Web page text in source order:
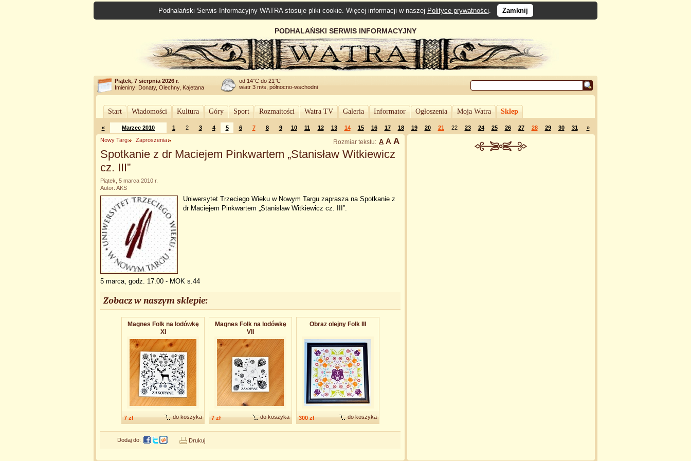
Podhalański Serwis Informacyjny WATRA stosuje pliki cookie. Więcej informacji w naszej Polityce prywatności. Zamknij
PODHALAŃSKI SERWIS INFORMACYJNY
Piątek, 7 sierpnia 2026 r.
Imieniny: Donaty, Olechny, Kajetana
od 14°C do 21°C
wiatr 3 m/s, północno-wschodni
Start Wiadomości Kultura Góry Sport Rozmaitości Watra TV Galeria Informator Ogłoszenia Moja Watra Sklep
« Marzec 2010 1 2 3 4 5 6 7 8 9 10 11 12 13 14 15 16 17 18 19 20 21 22 23 24 25 26 27 28 29 30 31 »
Rozmiar tekstu: A A A
Nowy Targ Zaproszenia
Spotkanie z dr Maciejem Pinkwartem „Stanisław Witkiewicz
cz. III”
Piątek, 5 marca 2010 r.
Autor: AKS
Uniwersytet Trzeciego Wieku w Nowym Targu zaprasza na Spotkanie z
dr Maciejem Pinkwartem „Stanisław Witkiewicz cz. III”.
5 marca, godz. 17.00 - MOK s.44
Zobacz w naszym sklepie:
Magnes Folk na lodówkę
XI
7 zł do koszyka
Magnes Folk na lodówkę
VII
7 zł do koszyka
Obraz olejny Folk III
300 zł do koszyka
Dodaj do: Drukuj